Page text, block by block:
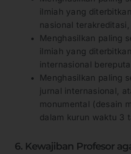
ilmiah yang
nasional
Menghasilkan paling
ilmiah yang
internasional
Menghasilkan paling
jurnal internasional,
monumental (desain
dalam kurun waktu 3
6. Kewajiban Profesor